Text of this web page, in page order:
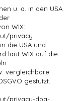
u. a. in den USA.
WIX:
privacy.
die USA und
laut WIX auf die
vergleichbare
gestützt.
privacy-dpa-